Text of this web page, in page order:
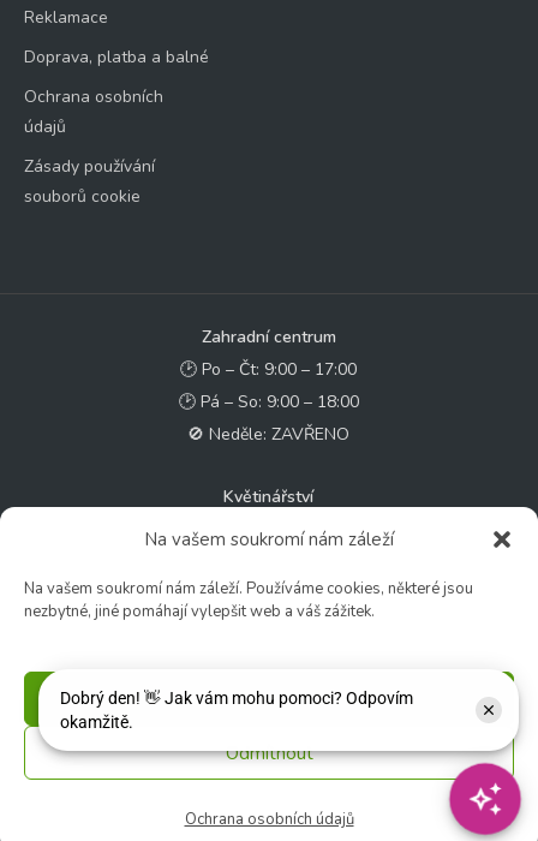
Na vašem soukromí nám záleží
Na vašem soukromí nám záleží. Používáme cookies, některé jsou
nezbytné, jiné pomáhají vylepšit web a váš zážitek.
Příjmout
Odmítnout
Ochrana osobních údajů
Reklamace
Doprava, platba a balné
Ochrana osobních
údajů
Zásady používání
souborů cookie
Zahradní centrum
🕑 Po – Čt: 9:00 – 17:00
🕑 Pá – So: 9:00 – 18:00
🚫 Neděle: ZAVŘENO
Květinářství
🕑 Ut – Pá: 9:00 - 12:00 │ 13:00 - 17:00
🚫 Ne - Po: ZAVŘENO
✉️ e-shop@zcstrakovo.cz
Sledujte nás: